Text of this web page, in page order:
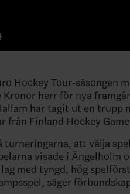
Hockey Tour-säsongen
herr för nya
har tagit ut en trupp
från Finland Hockey
turneringarna, att välja
visade i Ängelholm
med tyngd, hög
säger